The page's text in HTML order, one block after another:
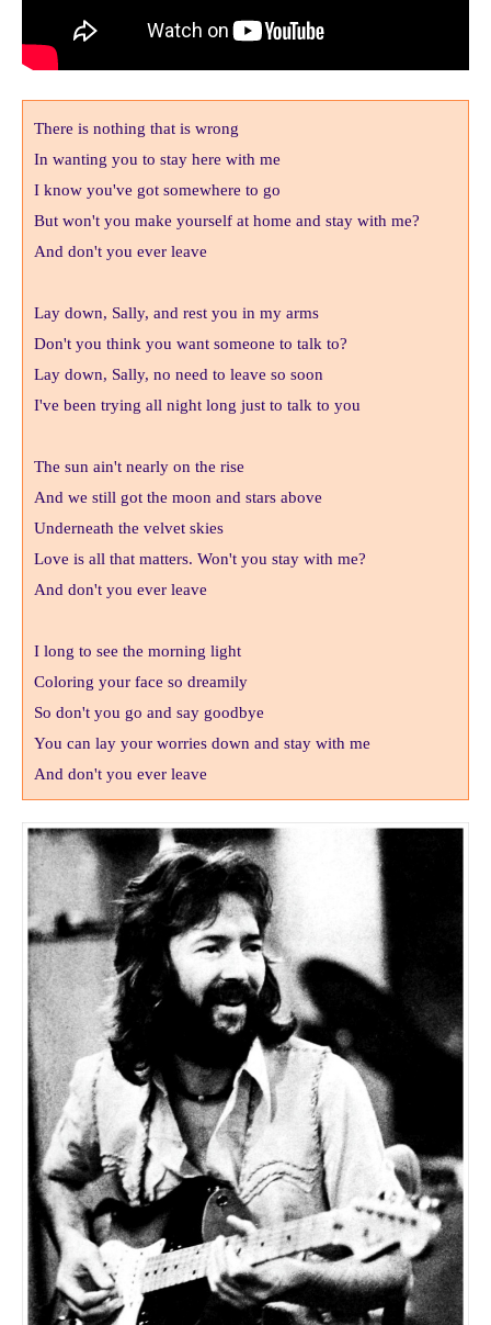
There is nothing that is wrong
In wanting you to stay here with me
I know you've got somewhere to go
But won't you make yourself at home and stay with me?
And don't you ever leave
Lay down, Sally, and rest you in my arms
Don't you think you want someone to talk to?
Lay down, Sally, no need to leave so soon
I've been trying all night long just to talk to you
The sun ain't nearly on the rise
And we still got the moon and stars above
Underneath the velvet skies
Love is all that matters. Won't you stay with me?
And don't you ever leave
I long to see the morning light
Coloring your face so dreamily
So don't you go and say goodbye
You can lay your worries down and stay with me
And don't you ever leave